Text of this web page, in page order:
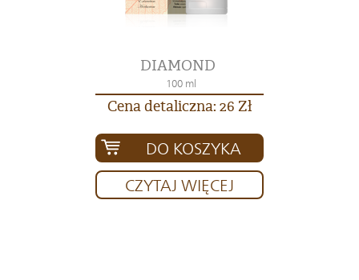
DIAMOND
100 ml
Cena detaliczna: 26 Zł
DO KOSZYKA
CZYTAJ WIĘCEJ